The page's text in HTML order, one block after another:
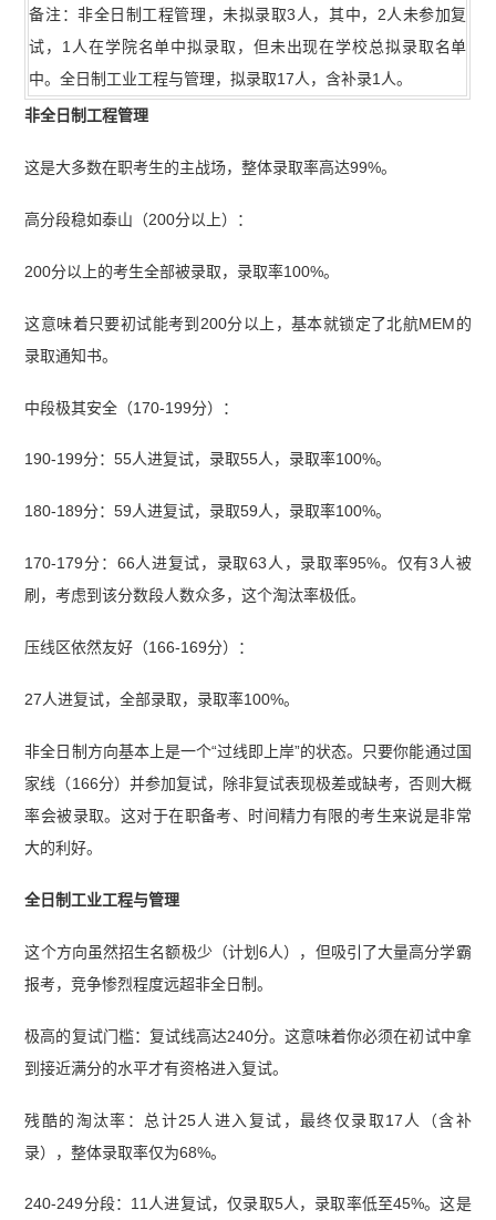
备注：非全日制工程管理，未拟录取3人，其中，2人未参加复
试，1人在学院名单中拟录取，但未出现在学校总拟录取名单
中。全日制工业工程与管理，拟录取17人，含补录1人。
非全日制工程管理
这是大多数在职考生的主战场，整体录取率高达99%。
高分段稳如泰山（200分以上）：
200分以上的考生全部被录取，录取率100%。
这意味着只要初试能考到200分以上，基本就锁定了北航MEM的
录取通知书。
中段极其安全（170-199分）：
190-199分：55人进复试，录取55人，录取率100%。
180-189分：59人进复试，录取59人，录取率100%。
170-179分：66人进复试，录取63人，录取率95%。仅有3人被
刷，考虑到该分数段人数众多，这个淘汰率极低。
压线区依然友好（166-169分）：
27人进复试，全部录取，录取率100%。
非全日制方向基本上是一个“过线即上岸”的状态。只要你能通过国
家线（166分）并参加复试，除非复试表现极差或缺考，否则大概
率会被录取。这对于在职备考、时间精力有限的考生来说是非常
大的利好。
全日制工业工程与管理
这个方向虽然招生名额极少（计划6人），但吸引了大量高分学霸
报考，竞争惨烈程度远超非全日制。
极高的复试门槛：复试线高达240分。这意味着你必须在初试中拿
到接近满分的水平才有资格进入复试。
残酷的淘汰率：总计25人进入复试，最终仅录取17人（含补
录），整体录取率仅为68%。
240-249分段：11人进复试，仅录取5人，录取率低至45%。这是